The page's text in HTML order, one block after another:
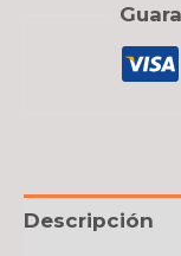
Descripción